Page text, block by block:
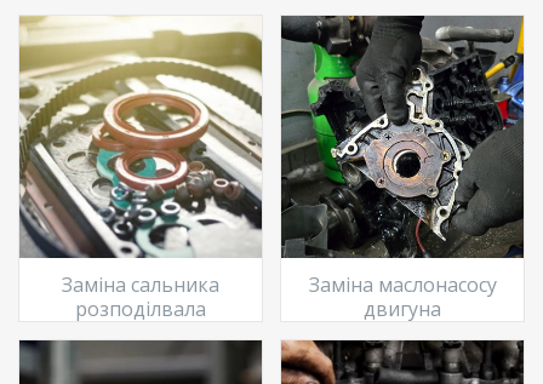
Заміна сальника
розподілвала
Заміна маслонасосу
двигуна